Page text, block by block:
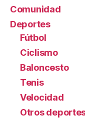
Comunidad
Deportes
Fútbol
Ciclismo
Baloncesto
Tenis
Velocidad
Otros